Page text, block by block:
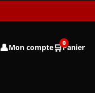
👤Mon compte🛒0
Panier